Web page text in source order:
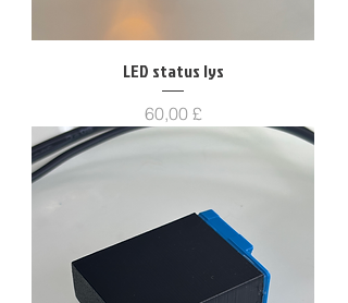
LED status lys
Pris
60,00 £